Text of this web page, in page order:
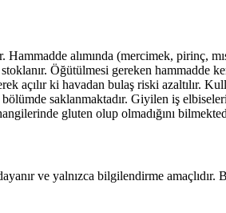
alımında (mercimek, pirinç,
Öğütülmesi gereken hammadde
açılır ki havadan bulaş riski azaltılır.
saklanmaktadır. Giyilen iş
gluten olup olmadığını
ve yalnızca bilgilendirme amaçlıdır.